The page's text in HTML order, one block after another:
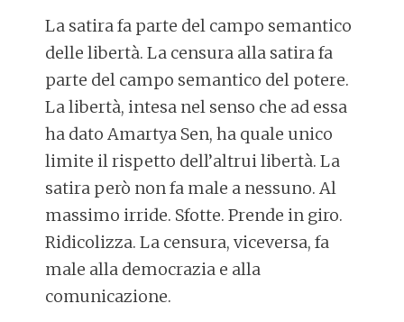
La satira fa parte del campo semantico
delle libertà. La censura alla satira fa
parte del campo semantico del potere.
La libertà, intesa nel senso che ad essa
ha dato Amartya Sen, ha quale unico
limite il rispetto dell’altrui libertà. La
satira però non fa male a nessuno. Al
massimo irride. Sfotte. Prende in giro.
Ridicolizza. La censura, viceversa, fa
male alla democrazia e alla
comunicazione.